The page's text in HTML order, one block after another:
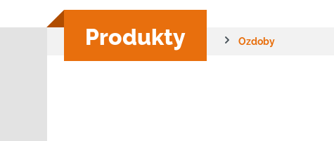
Produkty Ozdoby